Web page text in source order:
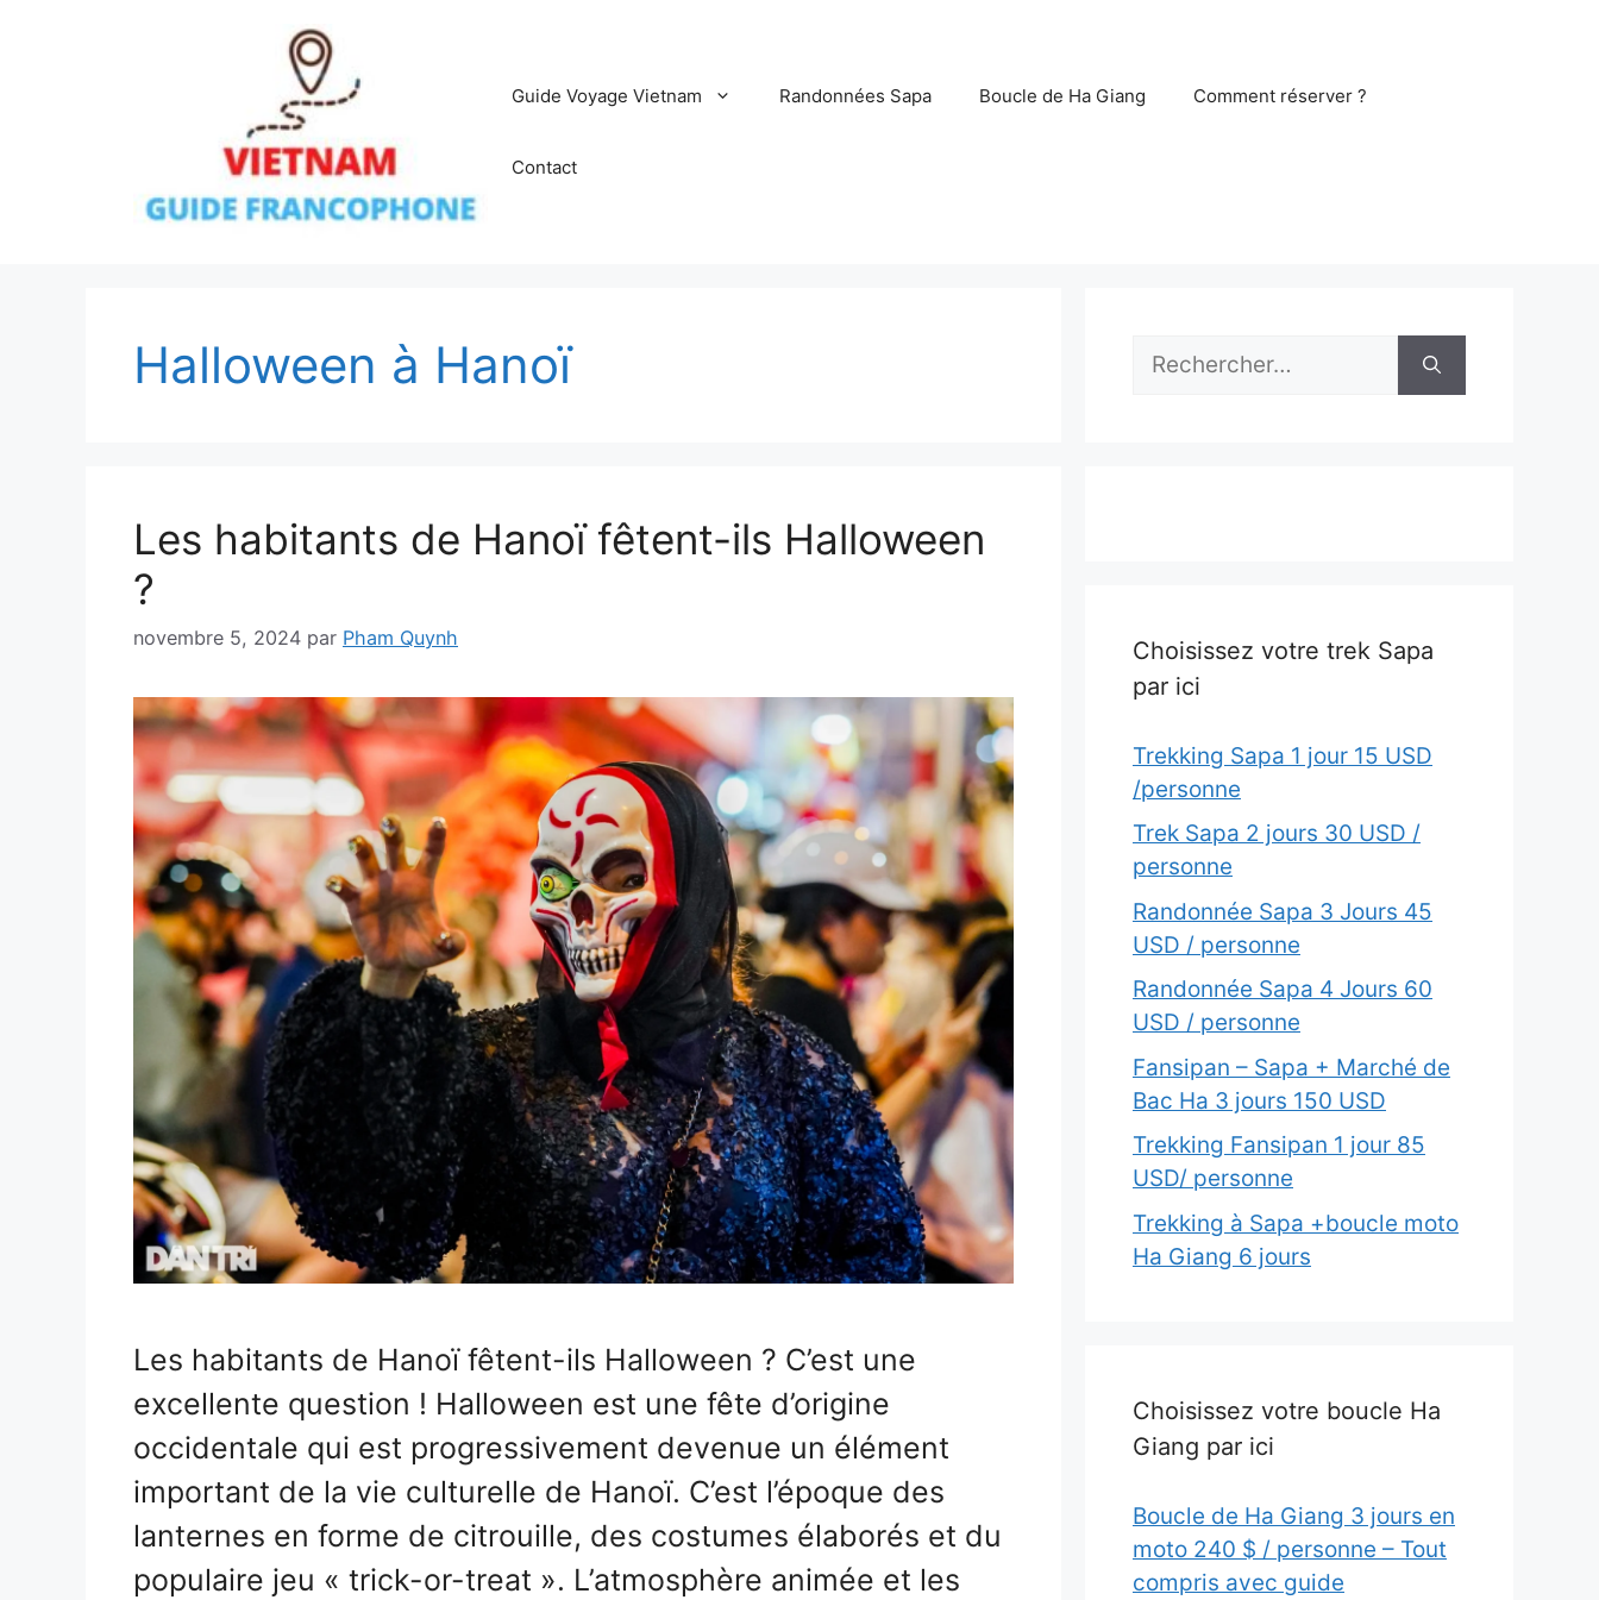
Guide Voyage Vietnam Randonnées Sapa Boucle de Ha Giang Comment réserver ?
Contact
Halloween à Hanoï
Les habitants de Hanoï fêtent-ils Halloween
?
novembre 5, 2024 par Pham Quynh
Les habitants de Hanoï fêtent-ils Halloween ? C’est une
excellente question ! Halloween est une fête d’origine
occidentale qui est progressivement devenue un élément
important de la vie culturelle de Hanoï. C’est l’époque des
lanternes en forme de citrouille, des costumes élaborés et du
populaire jeu « trick-or-treat ». L’atmosphère animée et les
Rechercher :
Choisissez votre trek Sapa
par ici
Trekking Sapa 1 jour 15 USD
/personne
Trek Sapa 2 jours 30 USD /
personne
Randonnée Sapa 3 Jours 45
USD / personne
Randonnée Sapa 4 Jours 60
USD / personne
Fansipan – Sapa + Marché de
Bac Ha 3 jours 150 USD
Trekking Fansipan 1 jour 85
USD/ personne
Trekking à Sapa +boucle moto
Ha Giang 6 jours
Choisissez votre boucle Ha
Giang par ici
Boucle de Ha Giang 3 jours en
moto 240 $ / personne – Tout
compris avec guide